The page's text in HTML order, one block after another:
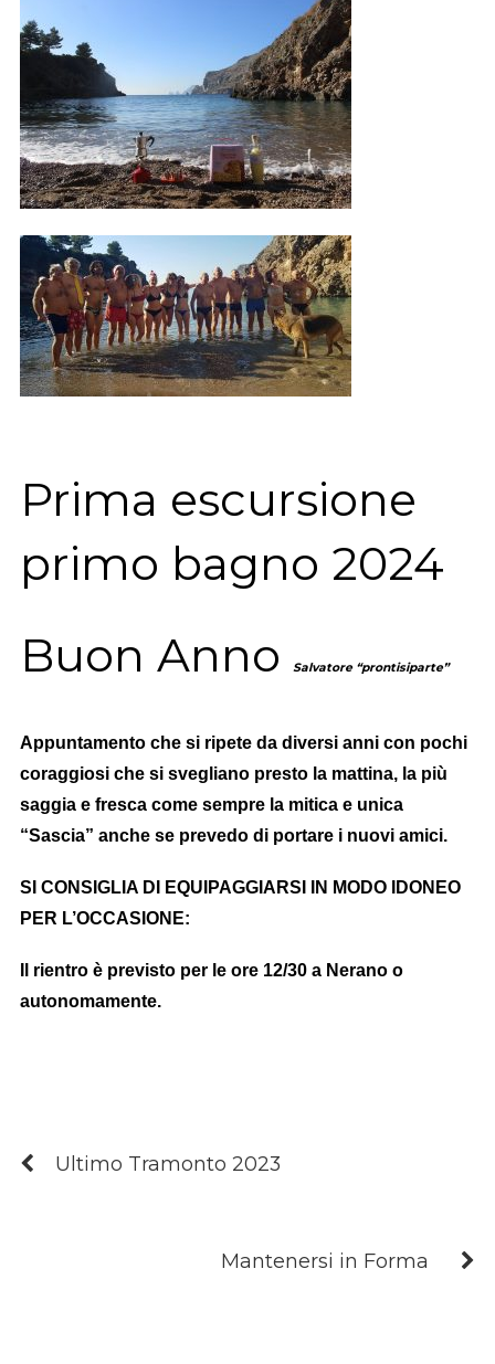
Prima escursione
primo bagno 2024
Buon Anno
Salvatore “prontisiparte”
Appuntamento che si ripete da diversi anni con pochi
coraggiosi che si svegliano presto la mattina, la più
saggia e fresca come sempre la mitica e unica
“Sascia” anche se prevedo di portare i nuovi amici.
SI CONSIGLIA DI EQUIPAGGIARSI IN MODO IDONEO
PER L’OCCASIONE:
Il rientro è previsto per le ore 12/30 a Nerano o
autonomamente.
Ultimo Tramonto 2023
Mantenersi in Forma